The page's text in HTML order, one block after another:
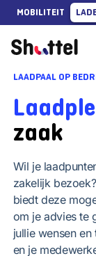
naar
content
MOBILITEIT
LAADPAAL OP
zaak
Wil je
zakelijk
biedt deze
om je advies te
jullie wensen
en je